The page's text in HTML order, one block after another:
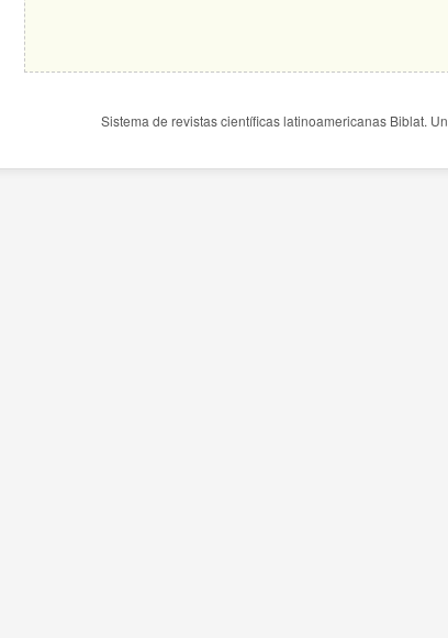
Sistema de revistas científicas latinoamericanas Biblat.